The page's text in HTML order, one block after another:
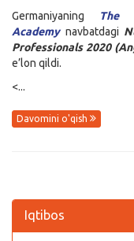
Germaniyaning
The
Academynavbatdagi
Professionals 2020
e’lon qildi.
<...
Davomini o'qish
Iqtibos